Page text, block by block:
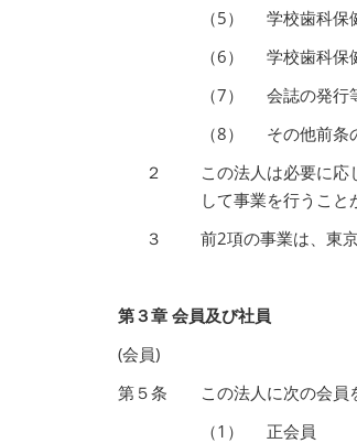
（5）
学校歯科保
（6）
学校歯科保
（7）
会誌の発行
（8）
その他前条
２
この法人は必要に
して事業を行うこと
３
前2項の事業は、東
第３章 会員及び社員
(会員)
第５条
この法人に次の会員
（1）
正会員